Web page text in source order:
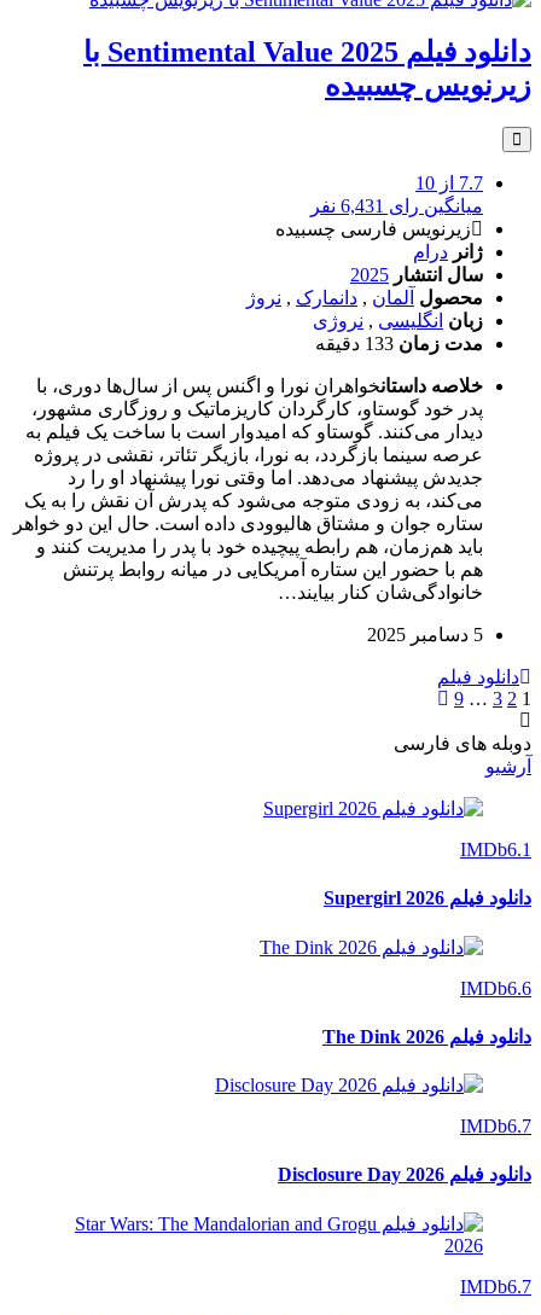
دانلود فیلم Sentimental Value 2025 با
زیرنویس چسبیده
7.7 از 10
میانگین رای 6,431 نفر
زیرنویس فارسی چسبیده
ژانر درام
سال انتشار 2025
محصول آلمان , دانمارک , نروژ
زبان انگلیسی , نروژی
مدت زمان 133 دقیقه
خلاصه داستانخواهران نورا و اگنس پس از سال‌ها دوری، با
پدر خود گوستاو، کارگردان کاریزماتیک و روزگاری مشهور،
دیدار می‌کنند. گوستاو که امیدوار است با ساخت یک فیلم به
عرصه سینما بازگردد، به نورا، بازیگر تئاتر، نقشی در پروژه
جدیدش پیشنهاد می‌دهد. اما وقتی نورا پیشنهاد او را رد
می‌کند، به‌ زودی متوجه می‌شود که پدرش آن نقش را به یک
ستاره جوان و مشتاق هالیوودی داده است. حال این دو خواهر
باید هم‌زمان، هم رابطه پیچیده خود با پدر را مدیریت کنند و
هم با حضور این ستاره آمریکایی در میانه روابط پرتنش
خانوادگی‌شان کنار بیایند…
5 دسامبر 2025
دانلود فیلم
1
2
3
…
9
دوبله های فارسی
آرشیو
IMDb6.1
دانلود فیلم Supergirl 2026
IMDb6.6
دانلود فیلم The Dink 2026
IMDb6.7
دانلود فیلم Disclosure Day 2026
IMDb6.7